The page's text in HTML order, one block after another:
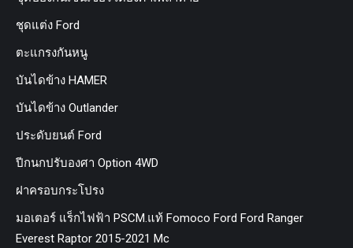
ชุดแต่ง Ford
ตะแกรงกันหนู
บันไดข้าง HAMER
บันไดข้าง Outlander
ประดับยนต์ Ford
ปีกนกปรับองศา Option 4WD
ฝาครอบกระโปรง
มอเตอร์ แร็กไฟฟ้า PSCM.แท้ Fomoco Ford Ford Ranger
Everest Raptor 2015-2021 Mc